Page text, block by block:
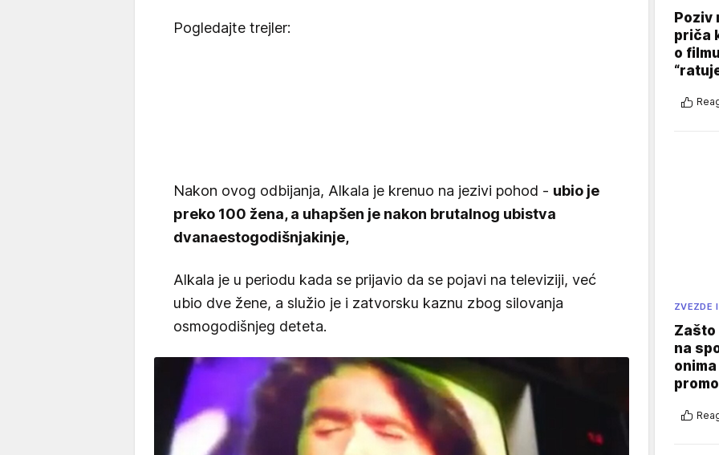
Pogledajte trejler:
Nakon ovog odbijanja, Alkala je krenuo na jezivi pohod - ubio je
preko 100 žena, a uhapšen je nakon brutalnog ubistva
dvanaestogodišnjakinje,
Alkala je u periodu kada se prijavio da se pojavi na televiziji, već
ubio dve žene, a služio je i zatvorsku kaznu zbog silovanja
osmogodišnjeg deteta.
Poziv
priča
o
ZVEZDE
Zašto
na